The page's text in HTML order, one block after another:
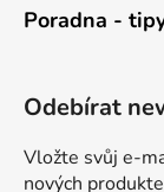
Poradna -
Odebírat
Vložte svůj e-
nových